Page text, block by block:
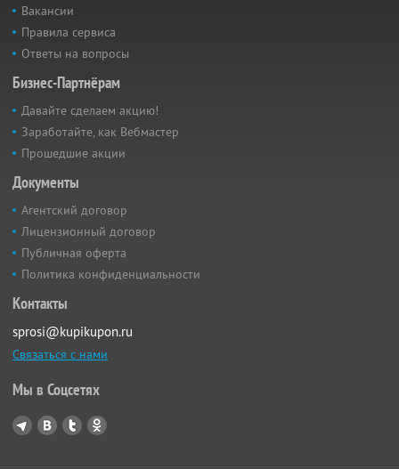
Вакансии
Правила сервиса
Ответы на вопросы
Бизнес-Партнёрам
Давайте сделаем акцию!
Заработайте, как Вебмастер
Прошедшие акции
Документы
Агентский договор
Лицензионный договор
Публичная оферта
Политика конфиденциальности
Контакты
sprosi@kupikupon.ru
Связаться с нами
Мы в Соцсетях